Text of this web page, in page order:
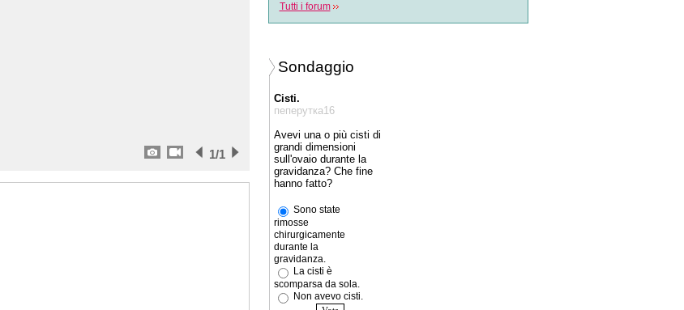
/1
1
Tutti i forum
Sondaggio
Cisti.
пеперутка16
Avevi una o più cisti di
grandi dimensioni
sull'ovaio durante la
gravidanza? Che fine
hanno fatto?
Sono state
rimosse
chirurgicamente
durante la
gravidanza.
La cisti è
scomparsa da sola.
Non avevo cisti.